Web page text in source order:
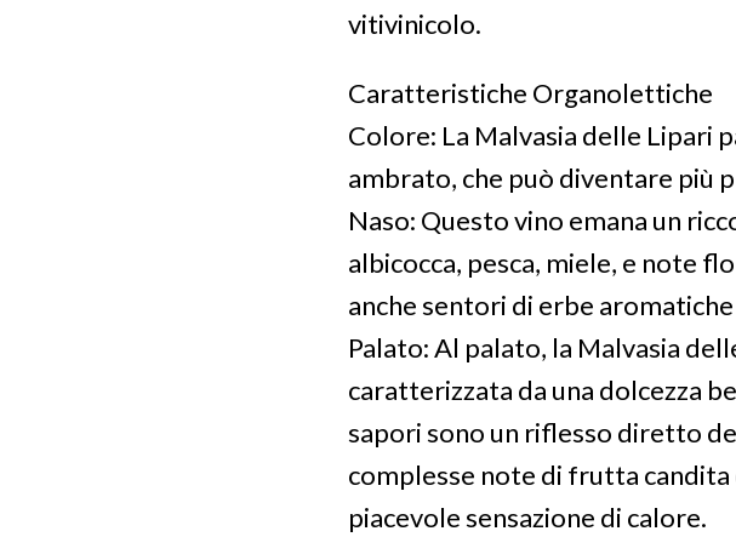
vitivinicolo.
Caratteristiche Organolettiche
Colore: La Malvasia delle Lipari
ambrato, che può diventare più
Naso: Questo vino emana un
albicocca, pesca, miele, e note
anche sentori di erbe
Palato: Al palato, la Malvasia
caratterizzata da una dolcezza
sapori sono un riflesso diretto
complesse note di frutta candita
piacevole sensazione di calore.